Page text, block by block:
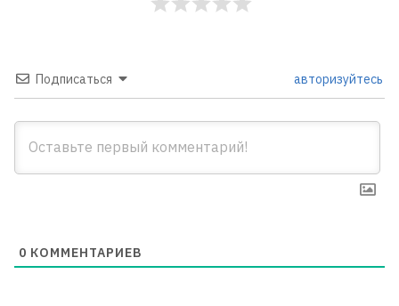
Подписаться авторизуйтесь
0 КОММЕНТАРИЕВ